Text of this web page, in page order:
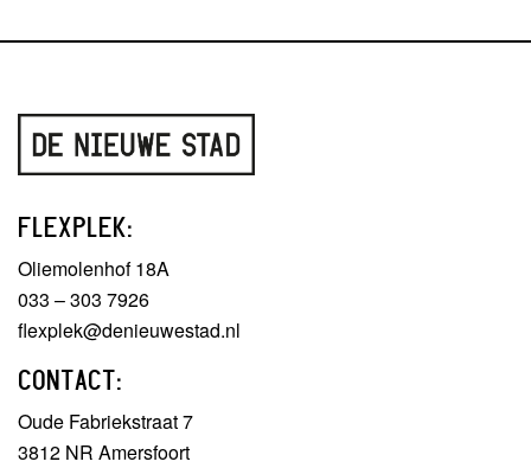
FLEXPLEK:
Oliemolenhof 18A
033 – 303 7926
flexplek@denieuwestad.nl
CONTACT:
Oude Fabriekstraat 7
3812 NR Amersfoort